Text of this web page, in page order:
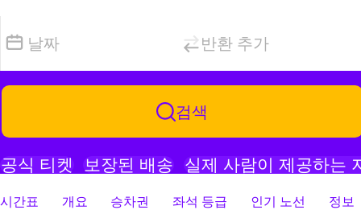
날짜 반환 추가
검색
공식 티켓 보장된 배송 실제 사람이 제공하는
시간표 개요 승차권 좌석 등급 인기 노선 정보